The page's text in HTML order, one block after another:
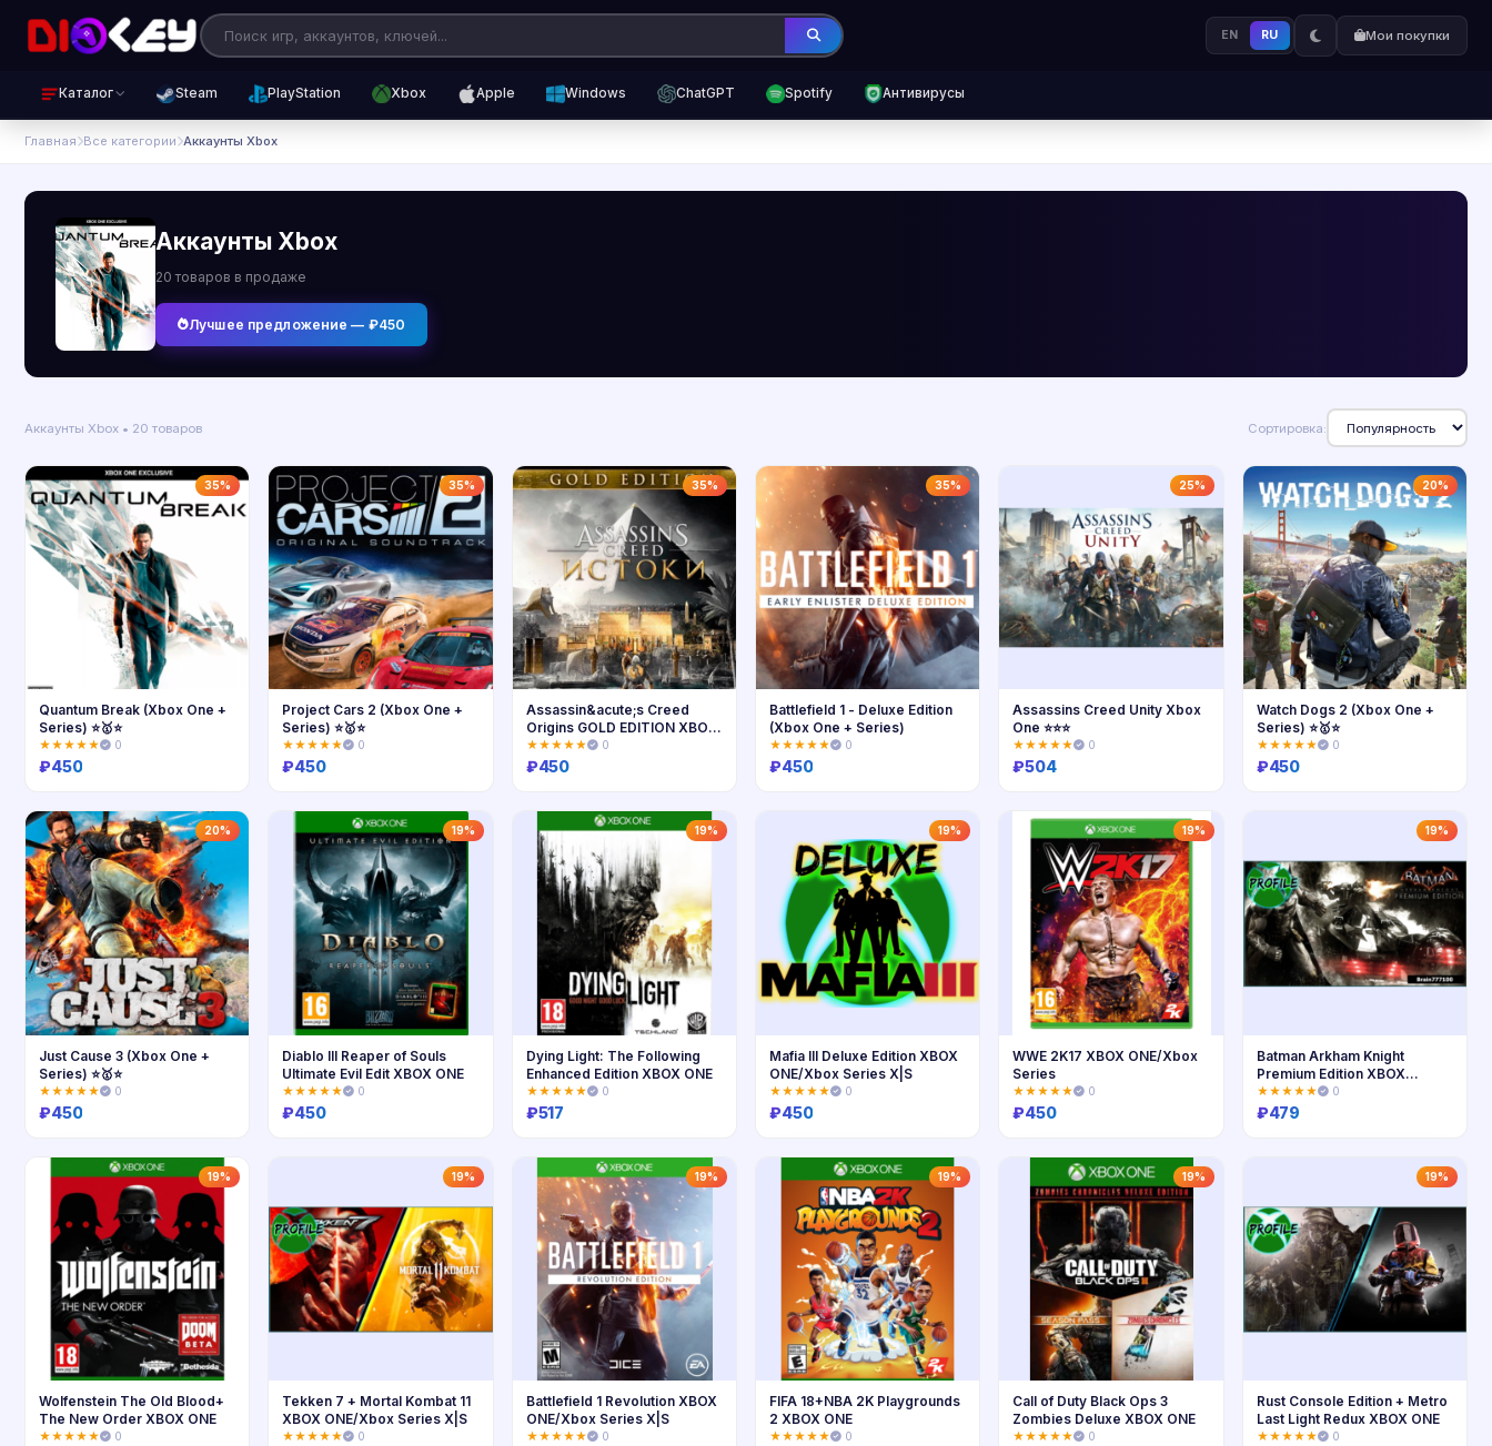
EN RU Мои покупки
Каталог Steam PlayStation Xbox Apple Windows ChatGPT Spotify Антивирусы
Главная Все категории Аккаунты Xbox
Аккаунты Xbox
20 товаров в продаже
Лучшее предложение — ₽450
Аккаунты Xbox • 20 товаров Сортировка:
35%
Купить
Quantum Break (Xbox One +
Series) ⭐🥇⭐
★★★★★ 0
₽450
35%
Купить
Project Cars 2 (Xbox One +
Series) ⭐🥇⭐
★★★★★ 0
₽450
35%
Купить
Assassin&acute;s Creed
Origins GOLD EDITION XBOX
ONE + SERIES
★★★★★ 0
₽450
35%
Battlefield 1 - Deluxe Edition
(Xbox One + Series)
★★★★★ 0
₽450
25%
Купить
Assassins Creed Unity Xbox
One ⭐⭐⭐
★★★★★ 0
₽504
20%
Watch Dogs 2 (Xbox One +
Series) ⭐🥇⭐
★★★★★ 0
₽450
20%
Купить
Just Cause 3 (Xbox One +
Series) ⭐🥇⭐
★★★★★ 0
₽450
19%
Diablo III Reaper of Souls
Ultimate Evil Edit XBOX ONE
★★★★★ 0
₽450
19%
Купить
Dying Light: The Following
Enhanced Edition XBOX ONE
★★★★★ 0
₽517
19%
Купить
Mafia III Deluxe Edition XBOX
ONE/Xbox Series X|S
★★★★★ 0
₽450
19%
Купить
WWE 2K17 XBOX ONE/Xbox
Series
★★★★★ 0
₽450
19%
Batman Arkham Knight
Premium Edition XBOX
ONE/Series
★★★★★ 0
₽479
19%
Wolfenstein The Old Blood+
The New Order XBOX ONE
★★★★★ 0
19%
Tekken 7 + Mortal Kombat 11
XBOX ONE/Xbox Series X|S
★★★★★ 0
19%
Battlefield 1 Revolution XBOX
ONE/Xbox Series X|S
★★★★★ 0
19%
FIFA 18+NBA 2K Playgrounds
2 XBOX ONE
★★★★★ 0
19%
Call of Duty Black Ops 3
Zombies Deluxe XBOX ONE
★★★★★ 0
19%
Rust Console Edition + Metro
Last Light Redux XBOX ONE
★★★★★ 0